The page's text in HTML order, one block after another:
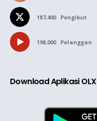
187,400 Pengikut
198,000 Pelanggan
Download Aplikasi OLX